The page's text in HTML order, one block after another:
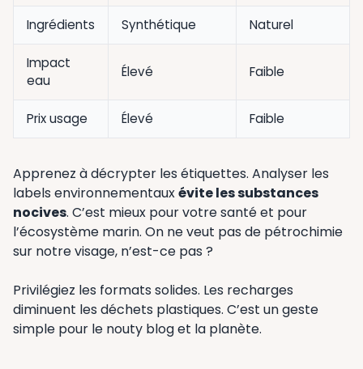
Ingrédients Synthétique Naturel
Impact
eau
Élevé Faible
Prix usage Élevé Faible
Apprenez à décrypter les étiquettes. Analyser les
labels environnementauxévite les substances
nocives. C’est mieux pour votre santé et pour
l’écosystème marin. On ne veut pas de pétrochimie
sur notre visage, n’est-ce pas ?
Privilégiez les formats solides. Les recharges
diminuent les déchets plastiques. C’est un geste
simple pour le nouty blog et la planète.